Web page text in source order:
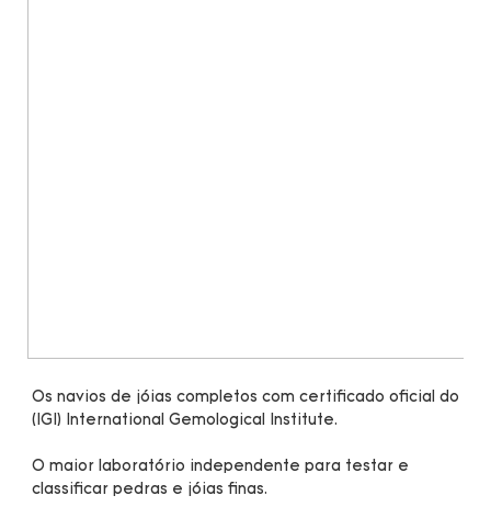
Os navios de jóias completos com certificado oficial do
O maior laboratório independente para testar e